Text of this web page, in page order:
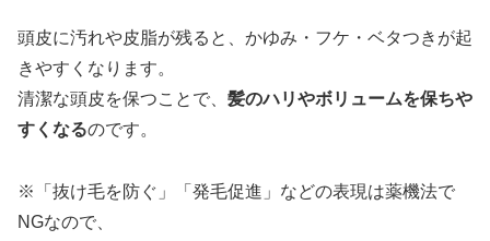
頭皮に汚れや皮脂が残ると、かゆみ・フケ・ベタつきが起
きやすくなります。
清潔な頭皮を保つことで、 髪のハリやボリュームを保ちや
すくなるのです。
※「抜け毛を防ぐ」「発毛促進」などの表現は薬機法で
NGなので、